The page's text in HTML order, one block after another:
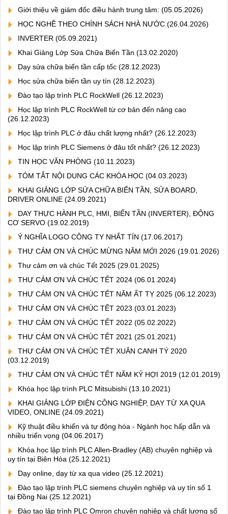
Giới thiệu về giám đốc điều hành trung tâm: (05.05.2026)
HỌC NGHỀ THEO CHÍNH SÁCH NHÀ NƯỚC (26.04.2026)
INVERTER (05.09.2021)
Khai Giảng Lớp Sửa Chữa Biến Tần (13.02.2020)
Dạy sửa chữa biến tần cấp tốc (28.12.2023)
Học sửa chữa biến tần uy tín (28.12.2023)
Đào tạo lập trình PLC RockWell (26.12.2023)
Học lập trình PLC RockWell từ cơ bản đến nâng cao
(26.12.2023)
Học lập trình PLC ở đâu chất lượng nhất? (26.12.2023)
Học lập trình PLC Siemens ở đâu tốt nhất? (26.12.2023)
TIN HỌC VĂN PHÒNG (10.11.2023)
TÓM TẮT NỘI DUNG CÁC KHÓA HỌC (04.03.2023)
KHAI GIẢNG LỚP SỬA CHỮA BIẾN TẦN, SỬA BOARD,
DRIVER ONLINE (24.09.2021)
DAY THỰC HÀNH PLC, HMI, BIẾN TẦN (INVERTER), ĐỘNG
CƠ SERVO (19.02.2019)
Ý NGHĨA LOGO CÔNG TY NHẤT TÍN (17.06.2017)
THƯ CẢM ƠN VÀ CHÚC MỪNG NĂM MỚI 2026 (19.01.2026)
Thư cảm ơn và chúc Tết 2025 (29.01.2025)
THƯ CẢM ƠN VÀ CHÚC TẾT 2024 (06.01.2024)
THƯ CẢM ƠN VÀ CHÚC TẾT NĂM ẤT TỴ 2025 (06.12.2023)
THƯ CẢM ƠN VÀ CHÚC TẾT 2023 (03.01.2023)
THƯ CẢM ƠN VÀ CHÚC TẾT 2022 (05.02.2022)
THƯ CẢM ƠN VÀ CHÚC TẾT 2021 (25.01.2021)
THƯ CẢM ƠN VÀ CHÚC TẾT XUÂN CANH TÝ 2020
(03.12.2019)
THƯ CẢM ƠN VÀ CHÚC TẾT NĂM KỶ HỢI 2019 (12.01.2019)
Khóa học lập trình PLC Mitsubishi (13.10.2021)
KHAI GIẢNG LỚP ĐIỆN CÔNG NGHIỆP, DẠY TỪ XA QUA
VIDEO, ONLINE (24.09.2021)
Kỹ thuật điều khiển và tự động hóa - Ngành học hấp dẫn và
nhiều triển vọng (04.06.2017)
Khóa học lập trình PLC Allen-Bradley (AB) chuyên nghiệp và
uy tín tại Biên Hòa (25.12.2021)
Dạy online, dạy từ xa qua video (25.12.2021)
Đào tạo lập trình PLC siemens chuyên nghiệp và uy tín số 1
tại Đồng Nai (25.12.2021)
Đào tạo lập trình PLC Omron chuyên nghiệp và chất lượng số